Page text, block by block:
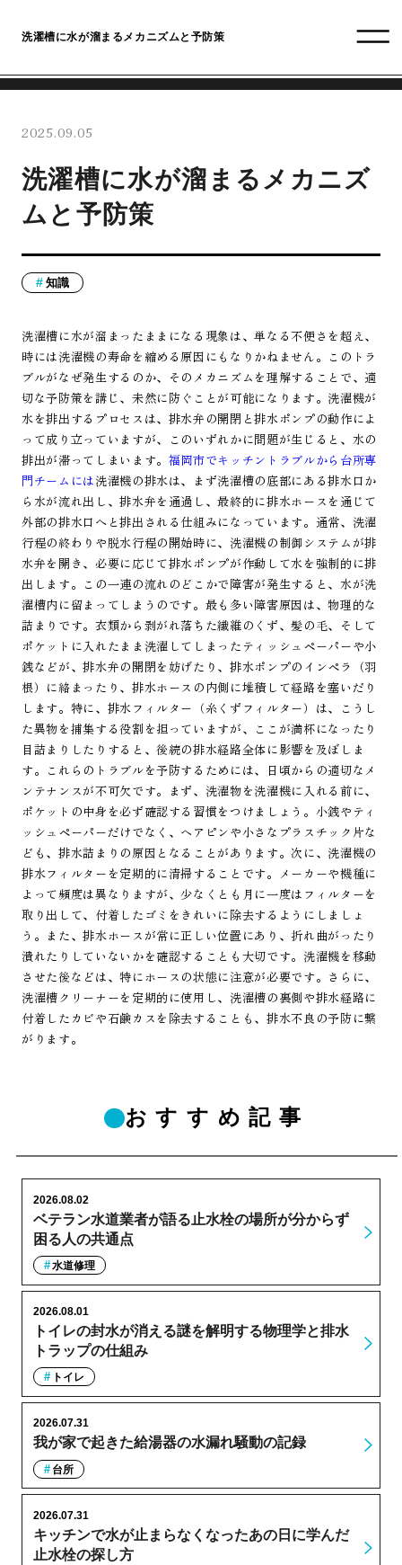
洗濯槽に水が溜まるメカニズムと予防策
2025.09.05
洗濯槽に水が溜まるメカニズ
ムと予防策
知識
洗濯槽に水が溜まったままになる現象は、単なる不便さを超え、
時には洗濯機の寿命を縮める原因にもなりかねません。このトラ
ブルがなぜ発生するのか、そのメカニズムを理解することで、適
切な予防策を講じ、未然に防ぐことが可能になります。洗濯機が
水を排出するプロセスは、排水弁の開閉と排水ポンプの動作によ
って成り立っていますが、このいずれかに問題が生じると、水の
排出が滞ってしまいます。 福岡市でキッチントラブルから台所専
門チームには洗濯機の排水は、まず洗濯槽の底部にある排水口か
ら水が流れ出し、排水弁を通過し、最終的に排水ホースを通じて
外部の排水口へと排出される仕組みになっています。通常、洗濯
行程の終わりや脱水行程の開始時に、洗濯機の制御システムが排
水弁を開き、必要に応じて排水ポンプが作動して水を強制的に排
出します。この一連の流れのどこかで障害が発生すると、水が洗
濯槽内に留まってしまうのです。最も多い障害原因は、物理的な
詰まりです。衣類から剥がれ落ちた繊維のくず、髪の毛、そして
ポケットに入れたまま洗濯してしまったティッシュペーパーや小
銭などが、排水弁の開閉を妨げたり、排水ポンプのインペラ（羽
根）に絡まったり、排水ホースの内側に堆積して経路を塞いだり
します。特に、排水フィルター（糸くずフィルター）は、こうし
た異物を捕集する役割を担っていますが、ここが満杯になったり
目詰まりしたりすると、後続の排水経路全体に影響を及ぼしま
す。これらのトラブルを予防するためには、日頃からの適切なメ
ンテナンスが不可欠です。まず、洗濯物を洗濯機に入れる前に、
ポケットの中身を必ず確認する習慣をつけましょう。小銭やティ
ッシュペーパーだけでなく、ヘアピンや小さなプラスチック片な
ども、排水詰まりの原因となることがあります。次に、洗濯機の
排水フィルターを定期的に清掃することです。メーカーや機種に
よって頻度は異なりますが、少なくとも月に一度はフィルターを
取り出して、付着したゴミをきれいに除去するようにしましょ
う。また、排水ホースが常に正しい位置にあり、折れ曲がったり
潰れたりしていないかを確認することも大切です。洗濯機を移動
させた後などは、特にホースの状態に注意が必要です。さらに、
洗濯槽クリーナーを定期的に使用し、洗濯槽の裏側や排水経路に
付着したカビや石鹸カスを除去することも、排水不良の予防に繋
がります。
おすすめ記事
ベテラン水道業者が語る止水栓の場所が分からず
困る人の共通点
2026.08.02
水道修理
トイレの封水が消える謎を解明する物理学と排水
トラップの仕組み
2026.08.01
トイレ
我が家で起きた給湯器の水漏れ騒動の記録
2026.07.31
台所
キッチンで水が止まらなくなったあの日に学んだ
止水栓の探し方
2026.07.31